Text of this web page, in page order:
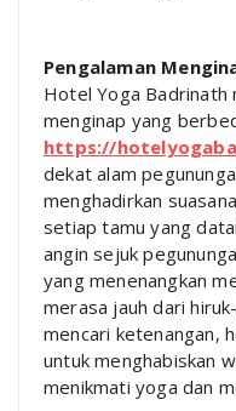
Pengalaman
Hotel Yoga Badrinath
menginap yang
https://
dekat alam
menghadirkan
setiap tamu yang
angin sejuk
yang menenangkan
merasa jauh dari
mencari ketenangan,
untuk menghabiskan
menikmati yoga dan